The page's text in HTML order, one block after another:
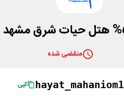
منقضی شده
hayat_mahaniom1 کپی